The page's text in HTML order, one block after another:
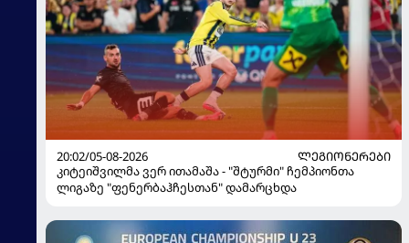
20:02/05-08-2026
ᲚᲔᲒᲘᲝᲜᲔᲠᲔᲑᲘ
კიტეიშვილმა ვერ ითამაშა - "შტურმი" ჩემპიონთა
ლიგაზე "ფენერბაჰჩესთან" დამარცხდა